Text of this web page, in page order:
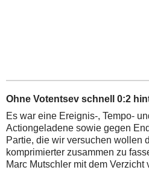
Ohne Votentsev schnell 0:2
Es war eine Ereignis-, Tempo-
Actiongeladene sowie gegen
Partie, die wir versuchen wollen
komprimierter zusammen zu
Marc Mutschler mit dem